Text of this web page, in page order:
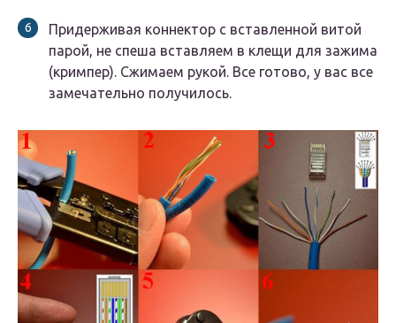
Придерживая коннектор с вставленной витой
парой, не спеша вставляем в клещи для зажима
(кримпер). Сжимаем рукой. Все готово, у вас все
замечательно получилось.